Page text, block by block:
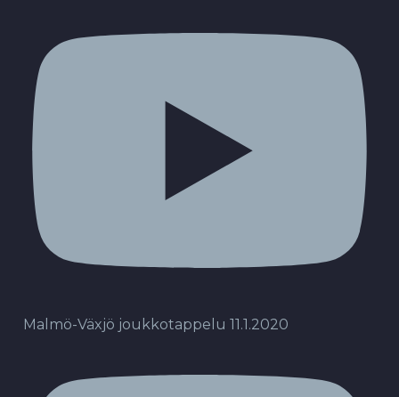
Malmö-Växjö joukkotappelu 11.1.2020